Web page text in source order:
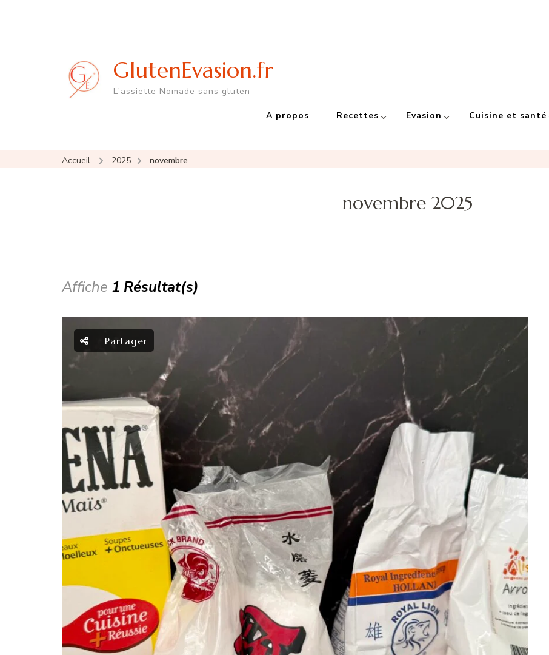
GlutenEvasion.fr
L'assiette Nomade sans gluten
A propos Recettes Evasion Cuisine et santé
Accueil 2025 novembre
novembre 2025
Affiche 1 Résultat(s)
Partager